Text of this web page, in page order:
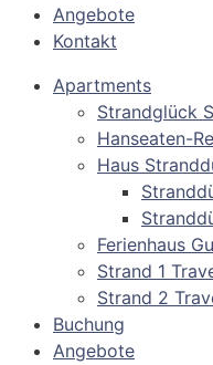
Angebote
Kontakt
Apartments
Strandglück
Hanseaten-
Haus
Ferienhaus
Strand 1
Strand 2
Buchung
Angebote